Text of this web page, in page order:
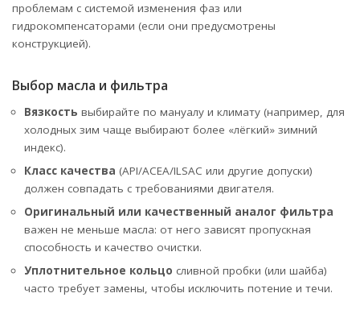
проблемам с системой изменения фаз или
гидрокомпенсаторами (если они предусмотрены
конструкцией).
Выбор масла и фильтра
Вязкость выбирайте по мануалу и климату (например, для
холодных зим чаще выбирают более «лёгкий» зимний
индекс).
Класс качества (API/ACEA/ILSAC или другие допуски)
должен совпадать с требованиями двигателя.
Оригинальный или качественный аналог фильтра
важен не меньше масла: от него зависят пропускная
способность и качество очистки.
Уплотнительное кольцо сливной пробки (или шайба)
часто требует замены, чтобы исключить потение и течи.